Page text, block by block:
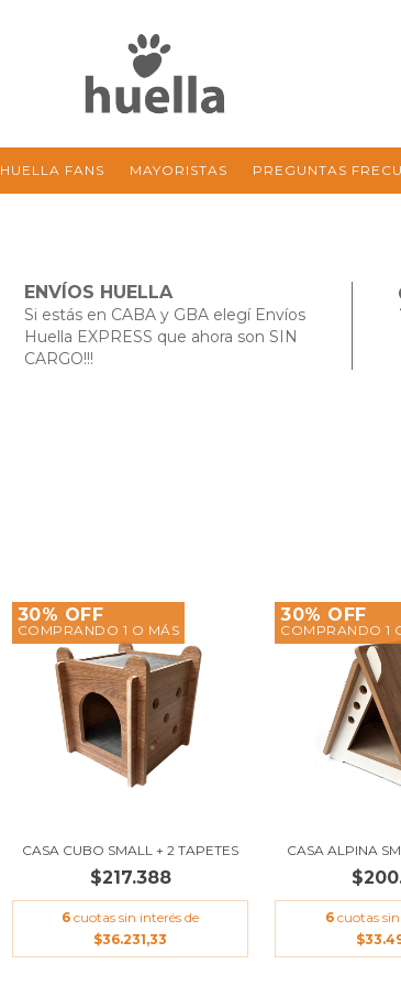
HUELLA FANS MAYORISTAS PREGUNTAS
ENVÍOS HUELLA
Si estás en CABA y GBA elegí Envíos
Huella EXPRESS que ahora son SIN
CARGO!!!
30% OFF
COMPRANDO 1 O MÁS
CASA CUBO SMALL + 2 TAPETES
$217.388
6 cuotas sin interés de
$36.231,33
30% OFF
COMPRANDO 1
CASA ALPINA
6 cuotas